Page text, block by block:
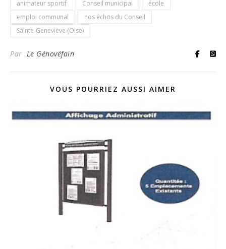
animateur sportif Conseil municipal
école
emploi communal
nos échos du Conseil
Sainte-Geneviève (Oise)
Par Le Génovéfain
VOUS POURRIEZ AUSSI AIMER